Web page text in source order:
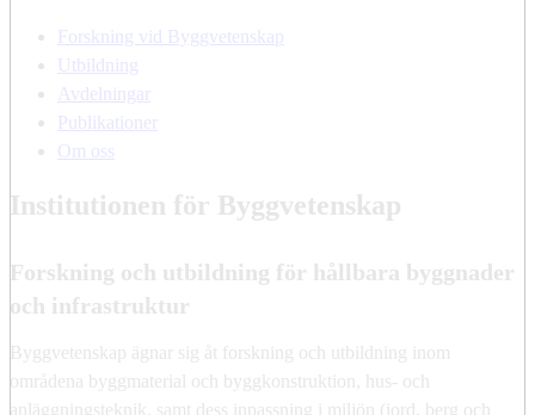
Forskning vid Byggvetenskap
Utbildning
Avdelningar
Publikationer
Om oss
Institutionen för Byggvetenskap
Forskning och utbildning för hållbara byggnader
och infrastruktur
Byggvetenskap ägnar sig åt forskning och utbildning inom
områdena byggmaterial och byggkonstruktion, hus- och
anläggningsteknik, samt dess inpassning i miljön (jord, berg och